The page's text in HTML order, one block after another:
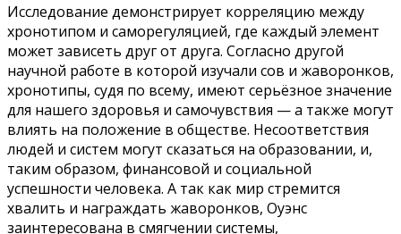
Исследование демонстрирует корреляцию между
хронотипом и саморегуляцией, где каждый элемент
может зависеть друг от друга. Согласно другой
научной работе в которой изучали сов и жаворонков,
хронотипы, судя по всему, имеют серьёзное значение
для нашего здоровья и самочувствия — а также могут
влиять на положение в обществе. Несоответствия
людей и систем могут сказаться на образовании, и,
таким образом, финансовой и социальной
успешности человека. А так как мир стремится
хвалить и награждать жаворонков, Оуэнс
заинтересована в смягчении системы,